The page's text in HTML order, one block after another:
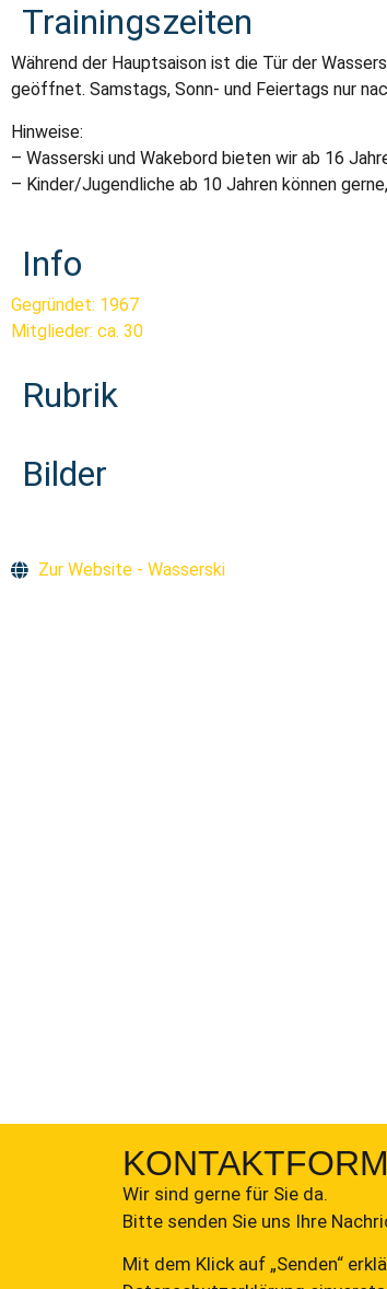
Trainingszeiten
Während der Hauptsaison ist die Tür der
geöffnet. Samstags, Sonn- und Feiertags nur
Hinweise:
– Wasserski und Wakebord bieten wir ab 16
– Kinder/Jugendliche ab 10 Jahren können
Info
Gegründet: 1967
Mitglieder: ca. 30
Rubrik
Bilder
Zur Website - Wasserski
Wir sind gerne für Sie da.
Bitte senden Sie uns Ihre
Mit dem Klick auf „Senden“